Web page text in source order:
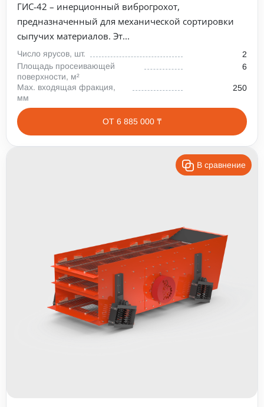
ГИС-42 – инерционный виброгрохот,
предназначенный для механической сортировки
сыпучих материалов. Эт...
Число ярусов, шт.
2
Площадь просеивающей
поверхности, м²
6
Max. входящая фракция,
мм
250
ОТ 6 885 000 ₸
В сравнение